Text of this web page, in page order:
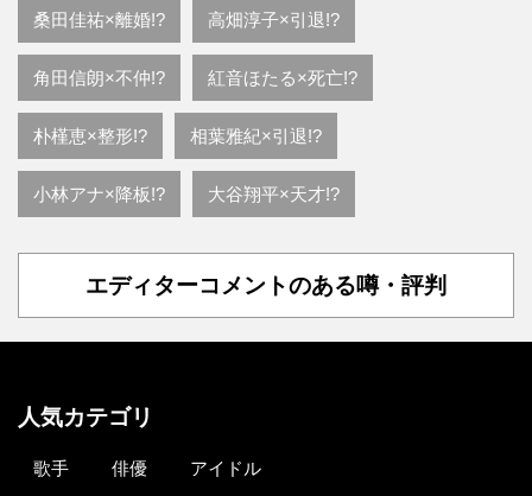
桑田佳祐×離婚!? 高畑淳子×引退!?
角田信朗×不仲!? 紅音ほたる×死亡!?
朴槿恵×整形!? 相葉雅紀×引退!?
小林アナ×降板!? 大谷翔平×天才!?
エディターコメントのある噂・評判
人気カテゴリ
歌手 俳優 アイドル